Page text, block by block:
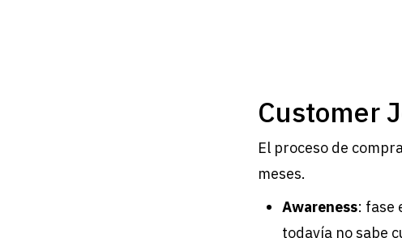
Customer
El proceso de
meses.
Awareness: fase
todavía no sabe